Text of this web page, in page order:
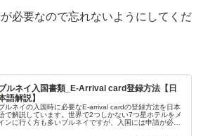
必要なので忘れないようにしてくだ
ルネイ入国書類_E-Arrival card登録方法【日
語解説】
ルネイの入国時に必要なE-arrival cardの登録方法を日本
で解説しています。世界で2つしかない7つ星ホテルをメ
ンに行く方も多いブルネイですが、入国には申請が必要